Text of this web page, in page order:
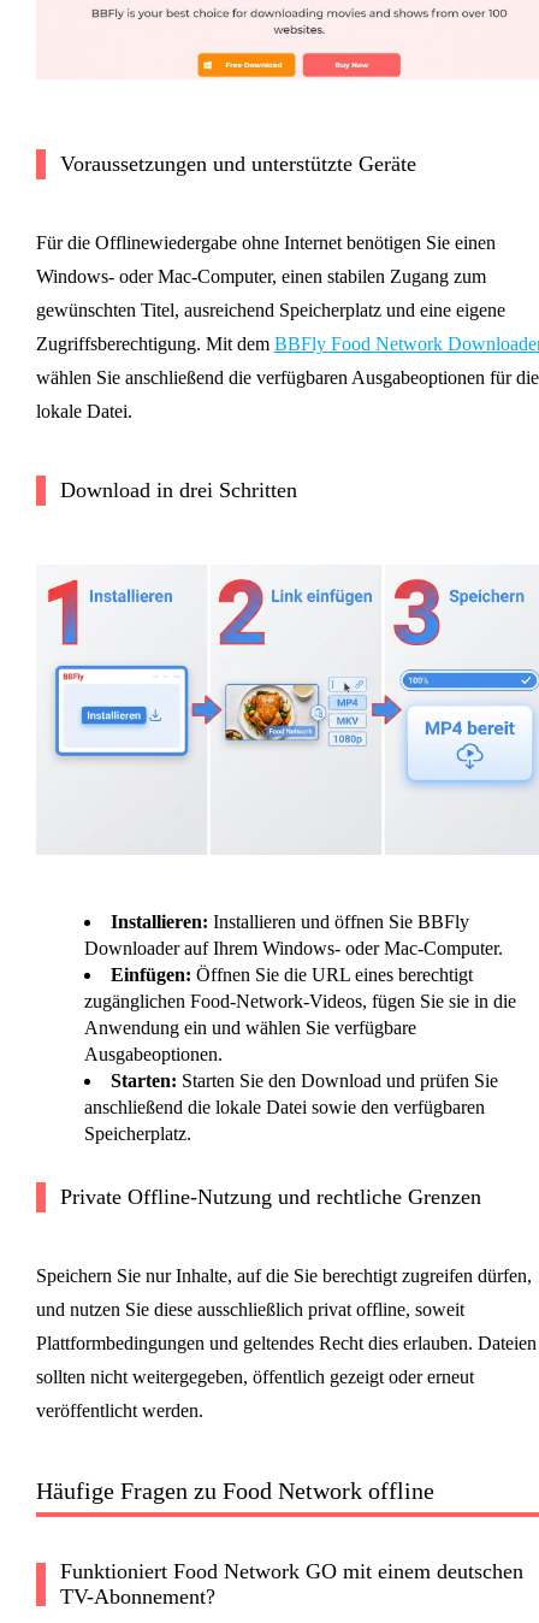
Voraussetzungen und unterstützte Geräte
Für die Offlinewiedergabe ohne Internet benötigen Sie einen
Windows- oder Mac-Computer, einen stabilen Zugang zum
gewünschten Titel, ausreichend Speicherplatz und eine eigene
Zugriffsberechtigung. Mit dem BBFly Food Network
wählen Sie anschließend die verfügbaren Ausgabeoptionen für die
lokale Datei.
Download in drei Schritten
Installieren: Installieren und öffnen Sie BBFly
Downloader auf Ihrem Windows- oder Mac-Computer.
Einfügen: Öffnen Sie die URL eines berechtigt
zugänglichen Food-Network-Videos, fügen Sie sie in die
Anwendung ein und wählen Sie verfügbare
Ausgabeoptionen.
Starten: Starten Sie den Download und prüfen Sie
anschließend die lokale Datei sowie den verfügbaren
Speicherplatz.
Private Offline-Nutzung und rechtliche Grenzen
Speichern Sie nur Inhalte, auf die Sie berechtigt zugreifen dürfen,
und nutzen Sie diese ausschließlich privat offline, soweit
Plattformbedingungen und geltendes Recht dies erlauben. Dateien
sollten nicht weitergegeben, öffentlich gezeigt oder erneut
veröffentlicht werden.
Häufige Fragen zu Food Network offline
Funktioniert Food Network GO mit einem deutschen
TV-Abonnement?